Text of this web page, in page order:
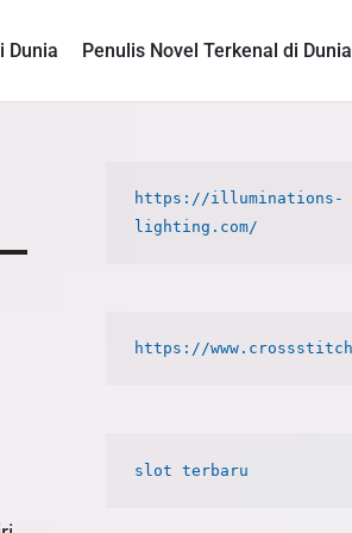
Dunia Penulis Novel Terkenal di Dunia
https://illuminations-